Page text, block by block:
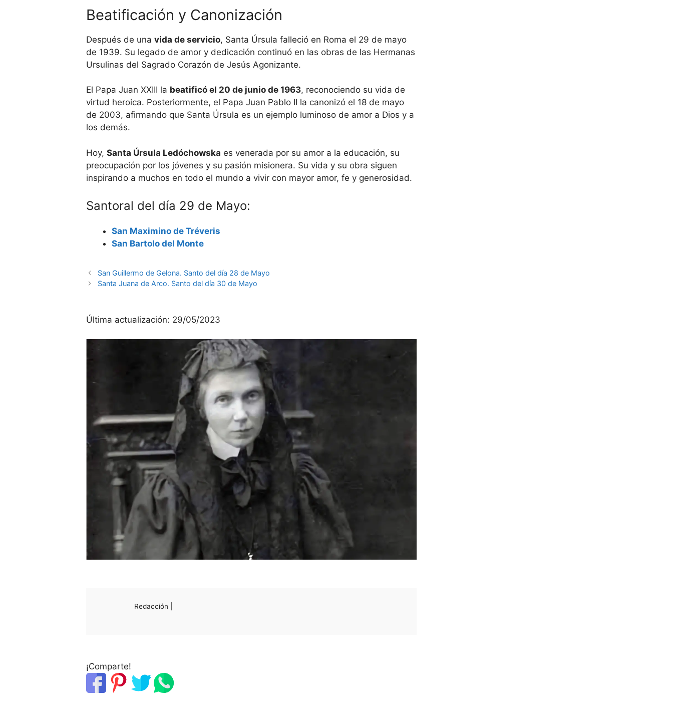
Beatificación y Canonización
Después de una vida de servicio, Santa Úrsula falleció en Roma el 29 de mayo
de 1939. Su legado de amor y dedicación continuó en las obras de las Hermanas
Ursulinas del Sagrado Corazón de Jesús Agonizante.
El Papa Juan XXIII la beatificó el 20 de junio de 1963, reconociendo su vida de
virtud heroica. Posteriormente, el Papa Juan Pablo II la canonizó el 18 de mayo
de 2003, afirmando que Santa Úrsula es un ejemplo luminoso de amor a Dios y a
los demás.
Hoy, Santa Úrsula Ledóchowska es venerada por su amor a la educación, su
preocupación por los jóvenes y su pasión misionera. Su vida y su obra siguen
inspirando a muchos en todo el mundo a vivir con mayor amor, fe y generosidad.
Santoral del día 29 de Mayo:
San Maximino de Tréveris
San Bartolo del Monte
San Guillermo de Gelona. Santo del día 28 de Mayo
Santa Juana de Arco. Santo del día 30 de Mayo
Última actualización: 29/05/2023
Redacción |
¡Comparte!